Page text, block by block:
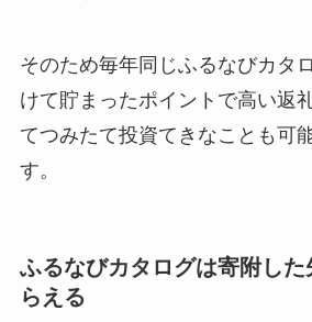
そのため毎年同じふるなびカタ
けて貯まったポイントで高い返
てつみたて投資てきなことも可
す。
ふるなびカタログは寄附した
らえる